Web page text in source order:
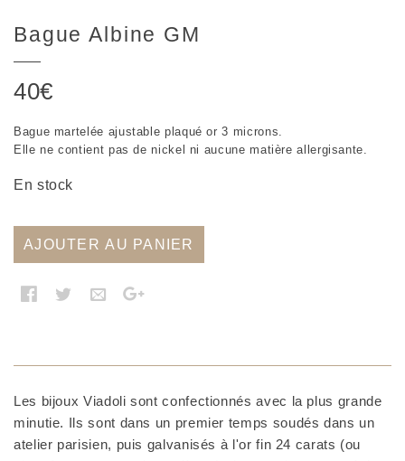
Bague Albine GM
40€
Bague martelée ajustable plaqué or 3 microns.
Elle ne contient pas de nickel ni aucune matière allergisante.
En stock
AJOUTER AU PANIER
Les bijoux Viadoli sont confectionnés avec la plus grande
minutie. Ils sont dans un premier temps soudés dans un
atelier parisien, puis galvanisés à l'or fin 24 carats (ou